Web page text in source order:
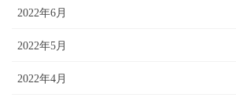
2022年6月
2022年5月
2022年4月